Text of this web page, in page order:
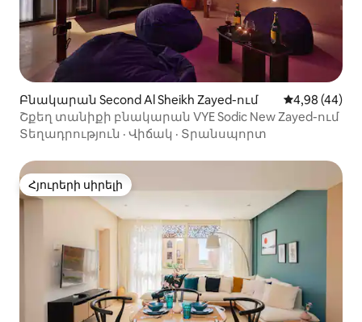
Բնակարան Second Al Sheikh Zayed-ում Միջին
4,98 (44)
Շքեղ տանիքի բնակարան VYE Sodic New Zayed-ում
Տեղադրություն · Վիճակ · Տրանսպորտ
Հյուրերի սիրելի
Հյուրերի սիրելի